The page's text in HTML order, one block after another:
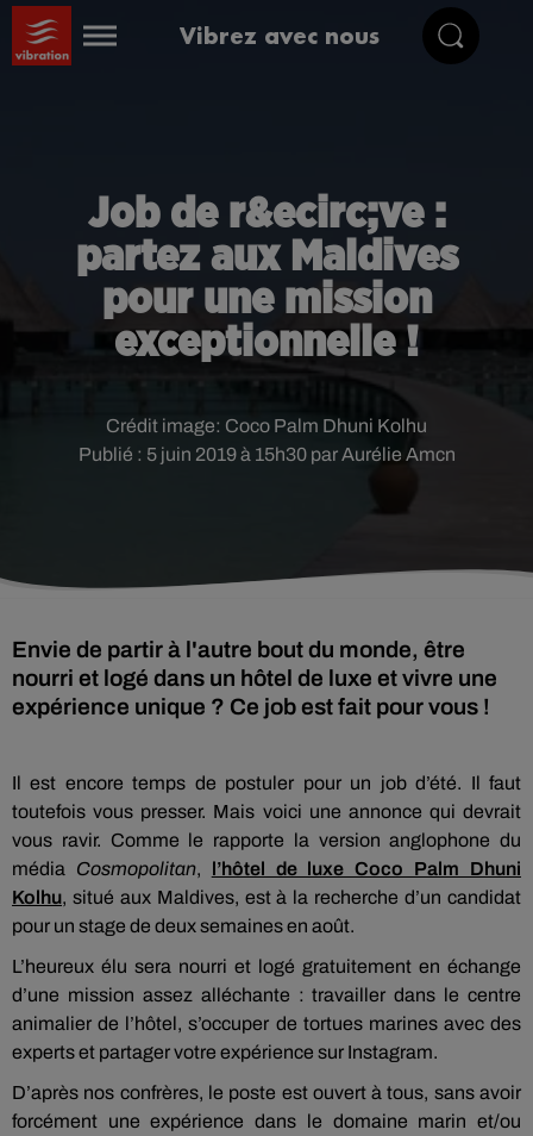
Vibrez avec nous
Job de r&ecirc;ve :
partez aux Maldives
pour une mission
exceptionnelle !
Publié : 5 juin 2019 à 15h30 par Aurélie Amcn
Crédit image: Coco Palm Dhuni Kolhu
Envie de partir à l'autre bout du monde, être
nourri et logé dans un hôtel de luxe et vivre une
expérience unique ? Ce job est fait pour vous !
Il est encore temps de postuler pour un job d’été. Il faut
toutefois vous presser. Mais voici une annonce qui devrait
vous ravir. Comme le rapporte la version anglophone du
média Cosmopolitan, l’hôtel de luxe Coco Palm Dhuni
Kolhu, situé aux Maldives, est à la recherche d’un candidat
pour un stage de deux semaines en août.
L’heureux élu sera nourri et logé gratuitement en échange
d’une mission assez alléchante : travailler dans le centre
animalier de l’hôtel, s’occuper de tortues marines avec des
experts et partager votre expérience sur Instagram.
D’après nos confrères, le poste est ouvert à tous, sans avoir
forcément une expérience dans le domaine marin et/ou